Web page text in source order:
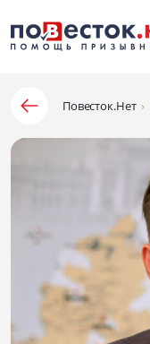
Повесток.Нет ›